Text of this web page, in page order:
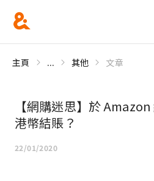
主頁 ... 其他 文章
【網購迷思】於
港幣結賬？
22/01/2020